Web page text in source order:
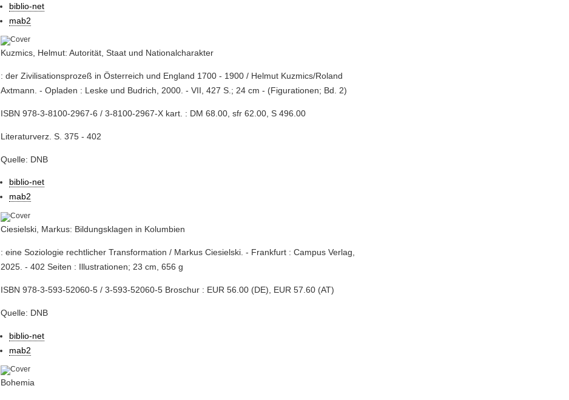
biblio-net
mab2
Kuzmics, Helmut: Autorität, Staat und Nationalcharakter
: der Zivilisationsprozeß in Österreich und England 1700 - 1900 / Helmut Kuzmics/Roland
Axtmann. - Opladen : Leske und Budrich, 2000. - VII, 427 S.; 24 cm - (Figurationen; Bd. 2)
ISBN 978-3-8100-2967-6 / 3-8100-2967-X kart. : DM 68.00, sfr 62.00, S 496.00
Literaturverz. S. 375 - 402
Quelle: DNB
biblio-net
mab2
Ciesielski, Markus: Bildungsklagen in Kolumbien
: eine Soziologie rechtlicher Transformation / Markus Ciesielski. - Frankfurt : Campus Verlag,
2025. - 402 Seiten : Illustrationen; 23 cm, 656 g
ISBN 978-3-593-52060-5 / 3-593-52060-5 Broschur : EUR 56.00 (DE), EUR 57.60 (AT)
Quelle: DNB
biblio-net
mab2
Bohemia